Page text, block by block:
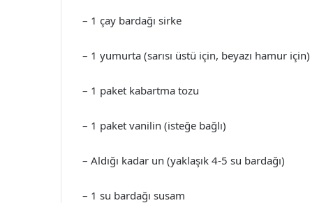
– 1 çay bardağı sirke
– 1 yumurta (sarısı üstü için, beyazı hamur için)
– 1 paket kabartma tozu
– 1 paket vanilin (isteğe bağlı)
– Aldığı kadar un (yaklaşık 4-5 su bardağı)
– 1 su bardağı susam